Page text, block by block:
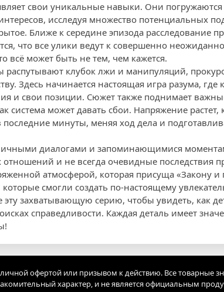
свои уникальные навыки. Они
исследуя множество потенциальных
Ближе к середине эпизода расследование
что все улики ведут к совершенно
всё может быть не тем, чем кажется.
распутывают клубок лжи и манипуляций,
Здесь начинается настоящая игра разума,
и свои позиции. Сюжет также поднимает
система может давать сбои. Напряжение
последние минуты, меняя ход дела и
диалогами и запоминающимися
отношений и не всегда очевидные
атмосферой, которая присуща «Закону и
которые смогли создать по-настоящему
эту захватывающую серию, чтобы увидеть, как
справедливости. Каждая деталь имеет
офертой или призывом к действию. Все товарные
характер, и не является официальным